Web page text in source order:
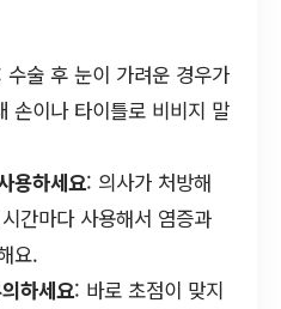
수술 후 눈이 가려운 경우가
손이나 타이틀로 비비지 말
용하세요: 의사가 처방해
간마다 사용해서 염증과
요.
하세요: 바로 초점이 맞지